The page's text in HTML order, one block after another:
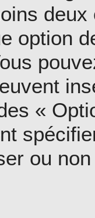
option
«
ou